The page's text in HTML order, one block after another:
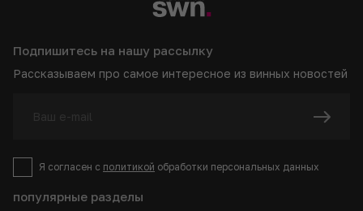
популярные разделы
Подпишитесь на нашу рассылку
Рассказываем про самое интересное из винных новостей
Я согласен с политикой обработки персональных данных